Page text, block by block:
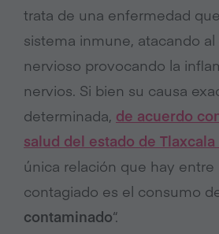
trata de una enfermedad
sistema inmune, atacando
nervioso provocando la
nervios. Si bien su causa
determinada, de acuerdo
salud del estado de
única relación que hay entre
contagiado es el consumo
contaminado“.